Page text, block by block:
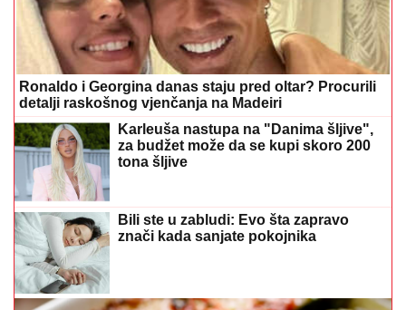
Ronaldo i Georgina danas staju pred oltar? Procurili
detalji raskošnog vjenčanja na Madeiri
Karleuša nastupa na "Danima šljive",
za budžet može da se kupi skoro 200
tona šljive
Bili ste u zabludi: Evo šta zapravo
znači kada sanjate pokojnika